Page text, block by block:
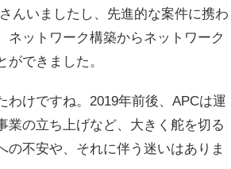
んいましたし、先進的な案件に携わ
ネットワーク構築からネットワーク
できました。
わけですね。2019年前後、APCは運
業の立ち上げなど、大きく舵を切る
不安や、それに伴う迷いはありま